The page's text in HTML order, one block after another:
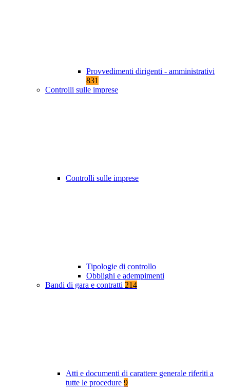
Provvedimenti dirigenti - amministrativi
831
Controlli sulle imprese
Controlli sulle imprese
Tipologie di controllo
Obblighi e adempimenti
Bandi di gara e contratti 214
Atti e documenti di carattere generale riferiti a
tutte le procedure 9